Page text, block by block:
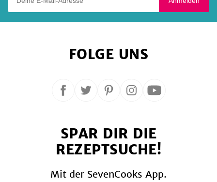
FOLGE UNS
Folge
Facebook
Folge
Twitter
Folge
Pinterest
Folge
Instagram
Folge
YouTube
SPAR DIR DIE
REZEPTSUCHE!
Mit der SevenCooks App.